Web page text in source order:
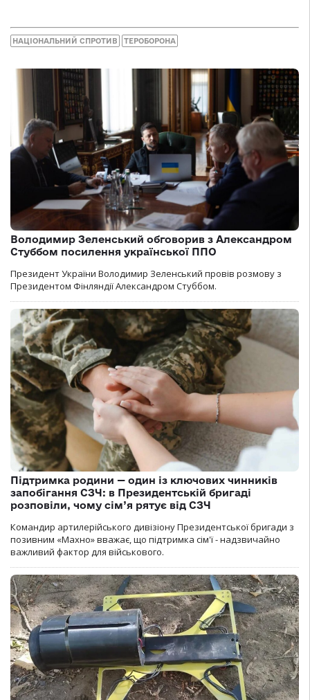
НАЦІОНАЛЬНИЙ СПРОТИВ ТЕРОБОРОНА
Володимир Зеленський обговорив з Александром
Стуббом посилення української ППО
Президент України Володимир Зеленський провів розмову з
Президентом Фінляндії Александром Стуббом.
Підтримка родини — один із ключових чинників
запобігання СЗЧ: в Президентській бригаді
розповіли, чому сім’я рятує від СЗЧ
Командир артилерійського дивізіону Президентської бригади з
позивним «Махно» вважає, що підтримка сім'ї - надзвичайно
важливий фактор для військового.